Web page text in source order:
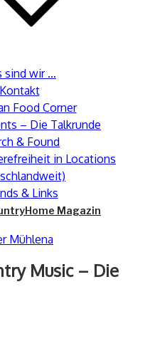
sind wir …
Kontakt
Food Corner
– Die Talkrunde
& Found
in Locations
& Links
Magazin
Mühlena
Music – Die